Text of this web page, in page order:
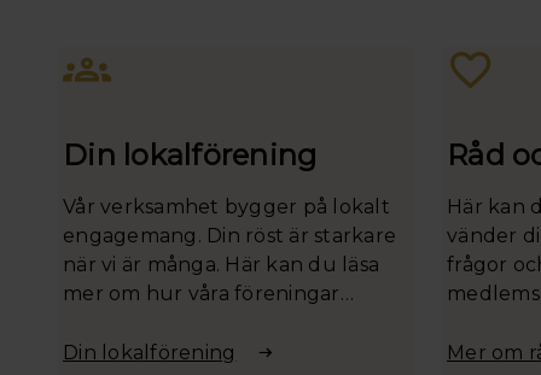
Din lokalförening
Vår verksamhet bygger på lokalt
engagemang. Din röst är starkare
när vi är många. Här kan du läsa
mer om hur våra föreningar
kontaktuppgifter till din närmaste
Din lokalförening
Råd
Här kan
vänder
frågor
Mer om